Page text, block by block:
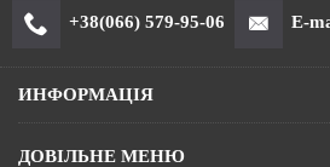
+38(066) 579-95-06 E-
ИНФОРМАЦІЯ
ДОВІЛЬНЕ МЕНЮ